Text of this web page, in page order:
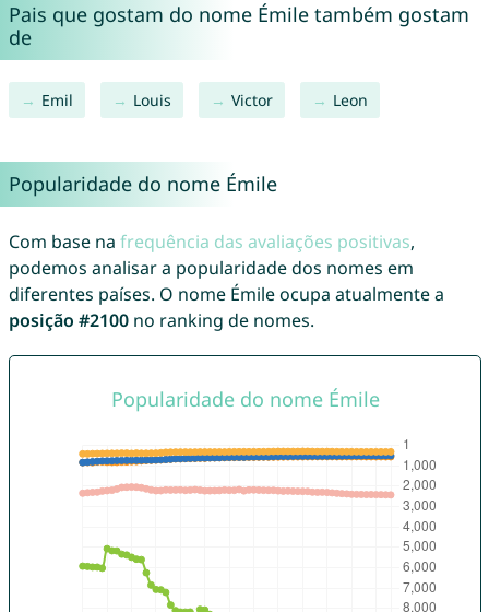
Pais que gostam do nome Émile também gostam
de
Emil Louis Victor Leon
Popularidade do nome Émile
Com base na frequência das avaliações positivas,
podemos analisar a popularidade dos nomes em
diferentes países. O nome Émile ocupa atualmente a
posição #2100no ranking de nomes.